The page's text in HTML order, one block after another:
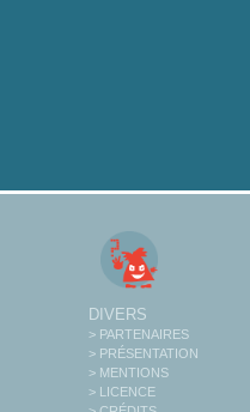
DIVERS
> PARTENAIRES
> PRÉSENTATION
> MENTIONS
> LICENCE